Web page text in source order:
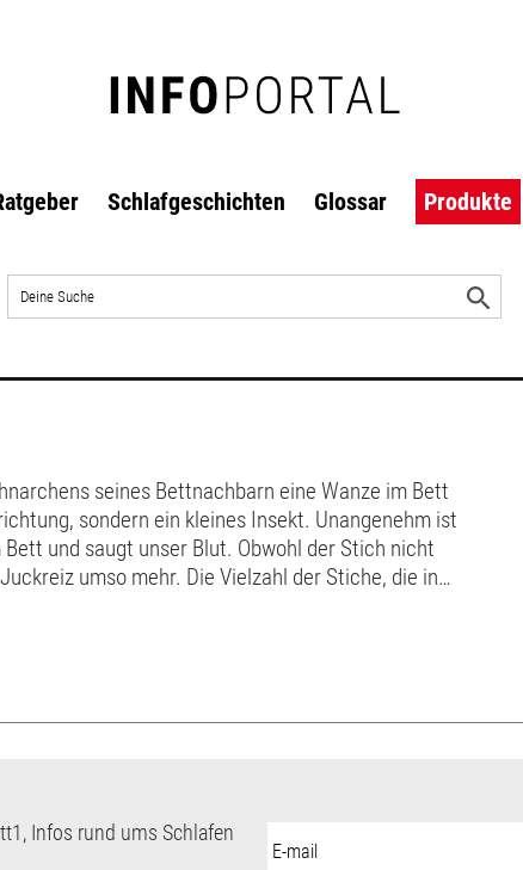
Schlafgeschichten Glossar Produkte
der
seines Bettnachbarn eine Wanze im Bett
sondern ein kleines Insekt. Unangenehm ist
und saugt unser Blut. Obwohl der Stich nicht
umso mehr. Die Vielzahl der Stiche, die in
Infos rund ums Schlafen
Mail-